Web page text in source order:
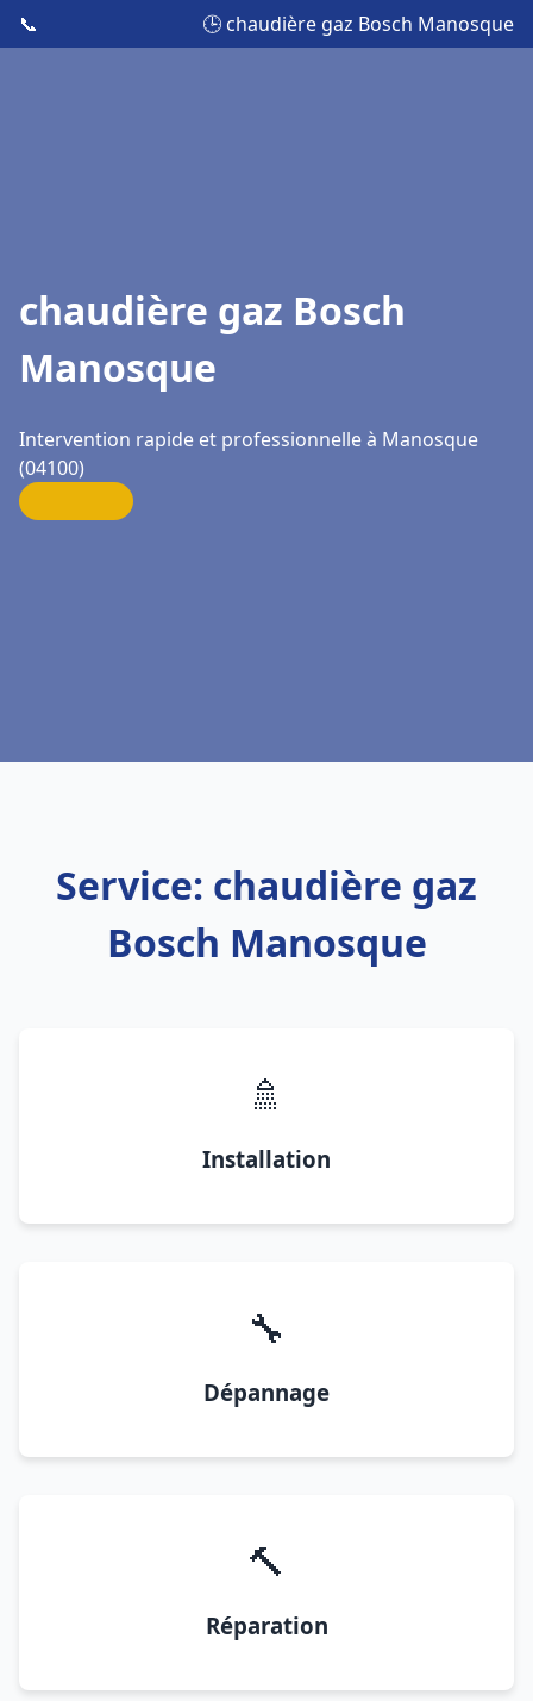
📞 🕒 chaudière gaz Bosch Manosque
chaudière gaz Bosch
Manosque
Intervention rapide et professionnelle à Manosque
(04100)
Service: chaudière gaz
Bosch Manosque
🚿
Installation
🔧
Dépannage
🔨
Réparation